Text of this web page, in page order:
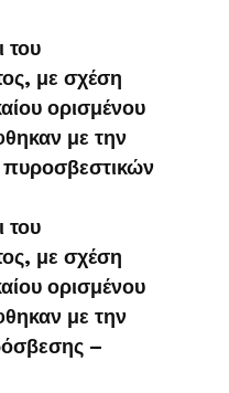
του
με σχέση
ορισμένου
με την
πυροσβεστικών
του
με σχέση
ορισμένου
με την
–